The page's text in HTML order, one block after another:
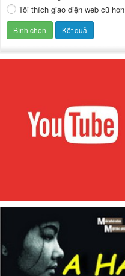
Tôi thích giao diện web cũ hơn